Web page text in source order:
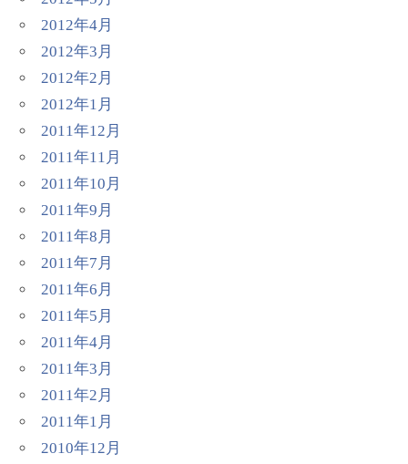
2012年4月
2012年3月
2012年2月
2012年1月
2011年12月
2011年11月
2011年10月
2011年9月
2011年8月
2011年7月
2011年6月
2011年5月
2011年4月
2011年3月
2011年2月
2011年1月
2010年12月